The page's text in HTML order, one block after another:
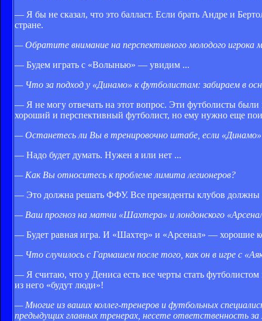
— Я бы не сказал, что это балласт. Если брать Андре и
стране.
— Обратите внимание на перспективного молодого игрока
— Будем играть с «Волынью» — увидим ...
— Что за подход у «Динамо» к футболистам: забираем в
— Я не могу отвечать на этот вопрос. Эти футболисты
хороший и перспективный футболист, но ему нужно еще
— Останетесь ли Вы в тренировочно штабе, если «Динамо»
— Надо будет думать. Нужен я или нет ...
— Как Вы относитесь к проблеме лимита легионеров?
— Это должна решать ФФУ. Все президенты клубов должны
— Ваш прогноз на матчи «Шахтера» и лондонского
— Будет равная игра. И «Шахтер» и «Арсенал» — хорошие
— Что случилось с Гармашем после того, как он в игре с
— Я считаю, что у Дениса есть все черты стать
из него «будут люди»!
— Многие из ваших коллег-тренеров и футбольных
предыдущих главных тренерах, несете ответственность